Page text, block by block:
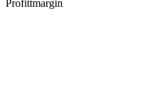
Profittmargin